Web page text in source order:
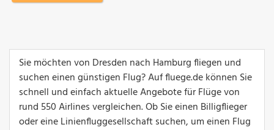
Sie möchten von Dresden nach Hamburg fliegen und
suchen einen günstigen Flug? Auf fluege.de können Sie
schnell und einfach aktuelle Angebote für Flüge von
rund 550 Airlines vergleichen. Ob Sie einen Billigflieger
oder eine Linienfluggesellschaft suchen, um einen Flug